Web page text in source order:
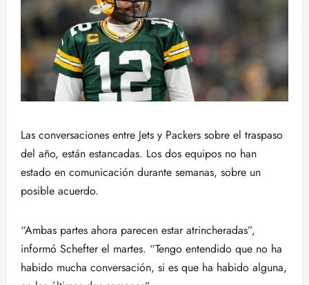
Las conversaciones entre Jets y Packers sobre el traspaso
del año, están estancadas. Los dos equipos no han
estado en comunicación durante semanas, sobre un
posible acuerdo.
“Ambas partes ahora parecen estar atrincheradas”,
informó Schefter el martes. “Tengo entendido que no ha
habido mucha conversación, si es que ha habido alguna,